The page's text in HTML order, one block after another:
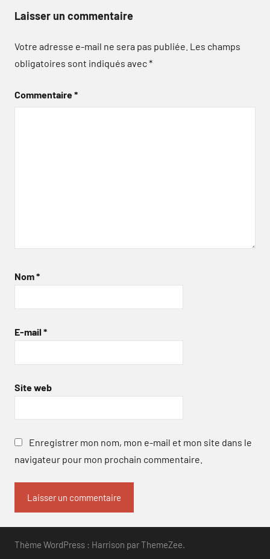
Laisser un commentaire
Votre adresse e-mail ne sera pas publiée. Les champs
obligatoires sont indiqués avec*
Commentaire*
Nom*
E-mail *
Site web
Enregistrer mon nom, mon e-mail et mon site dans le
navigateur pour mon prochain commentaire.
Thème WordPress : Harrison par ThemeZee.